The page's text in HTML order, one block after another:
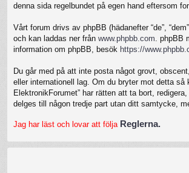
denna sida regelbundet på egen hand eftersom
Vårt forum drivs av phpBB (hädanefter “de”,
och kan laddas ner från www.phpbb.com .
information om phpBB, besök https://
Du går med på att inte posta något grovt,
eller internationell lag. Om du bryter mot detta
ElektronikForumet” har rätten att ta bort,
delges till någon tredje part utan ditt samtycke,
Jag har läst och lovar att följa Reglerna.